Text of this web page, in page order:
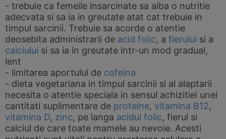
- trebuie ca femeile insarcinate sa aiba o nutritie
adecvata si sa ia in greutate atat cat trebuie in
timpul sarcinii. Trebuie sa acorde o atentie
deosebita administrarii de acid folic, a fierului si a
calciului si sa ia in greutate intr-un mod gradual,
lent
- limitarea aportului de cofeina
- dieta vegetariana in timpul sarcinii si al alaptarii
necesita o atentie speciala in sensul achizitiei unei
cantitati suplimentare de proteine, vitamina B12,
vitamina D, zinc, pe langa acidul folic, fierul si
calciul de care toate mamele au nevoie. Acesti